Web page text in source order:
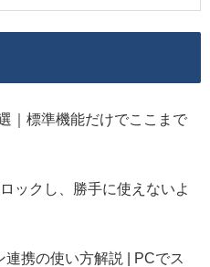
｜標準機能だけでここまで
ックし、勝手に使えないよ
携の使い方解説 | PCでス